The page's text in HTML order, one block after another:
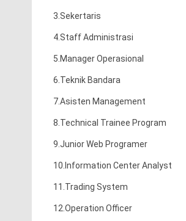
3.Sekertaris
4.Staff Administrasi
5.Manager Operasional
6.Teknik Bandara
7.Asisten Management
8.Technical Trainee Program
9.Junior Web Programer
10.Information Center Analyst
11.Trading System
12.Operation Officer